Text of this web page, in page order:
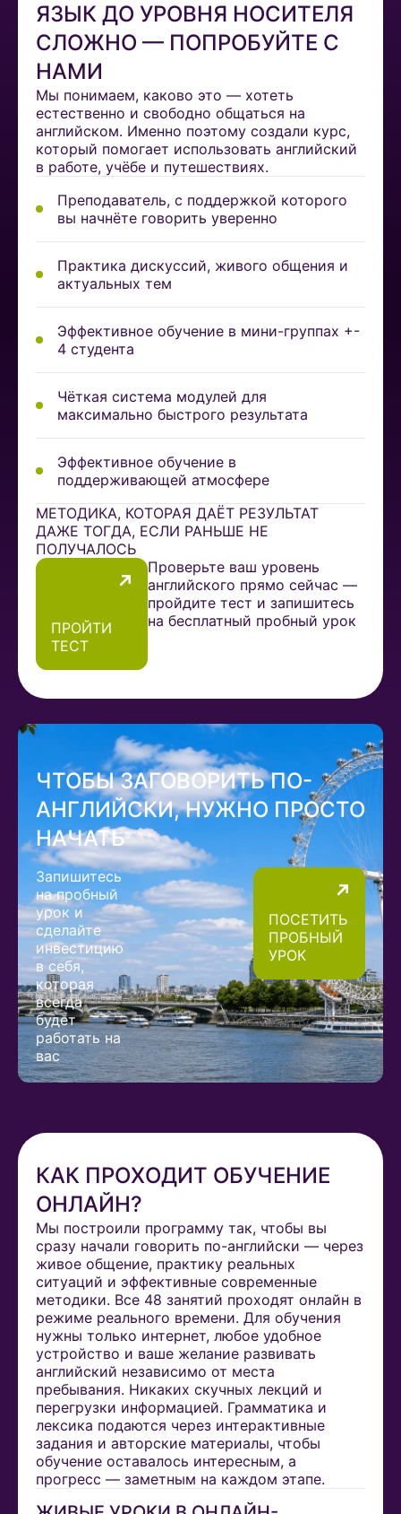
ЯЗЫК ДО УРОВНЯ НОСИТЕЛЯ
СЛОЖНО — ПОПРОБУЙТЕ С
НАМИ
Мы понимаем, каково это — хотеть
естественно и свободно общаться на
английском. Именно поэтому создали курс,
который помогает использовать английский
в работе, учёбе и путешествиях.
Преподаватель, с поддержкой которого
вы начнёте говорить уверенно
Практика дискуссий, живого общения и
актуальных тем
Эффективное обучение в мини-группах +-
4 студента
Чёткая система модулей для
максимально быстрого результата
Эффективное обучение в
поддерживающей атмосфере
МЕТОДИКА, КОТОРАЯ ДАЁТ РЕЗУЛЬТАТ
ДАЖЕ ТОГДА, ЕСЛИ РАНЬШЕ НЕ
ПОЛУЧАЛОСЬ
ПРОЙТИ
ТЕСТ
Проверьте ваш уровень
английского прямо сейчас —
пройдите тест и запишитесь
на бесплатный пробный урок
ЧТОБЫ ЗАГОВОРИТЬ ПО-
АНГЛИЙСКИ, НУЖНО ПРОСТО
НАЧАТЬ
Запишитесь
на пробный
урок и
сделайте
инвестицию
в себя,
которая
всегда
будет
работать на
вас
ПОСЕТИТЬ
ПРОБНЫЙ
УРОК
КАК ПРОХОДИТ ОБУЧЕНИЕ
ОНЛАЙН?
Мы построили программу так, чтобы вы
сразу начали говорить по-английски — через
живое общение, практику реальных
ситуаций и эффективные современные
методики. Все 48 занятий проходят онлайн в
режиме реального времени. Для обучения
нужны только интернет, любое удобное
устройство и ваше желание развивать
английский независимо от места
пребывания. Никаких скучных лекций и
перегрузки информацией. Грамматика и
лексика подаются через интерактивные
задания и авторские материалы, чтобы
обучение оставалось интересным, а
прогресс — заметным на каждом этапе.